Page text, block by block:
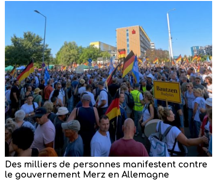
Des milliers de personnes manifestent contre
le gouvernement Merz en Allemagne